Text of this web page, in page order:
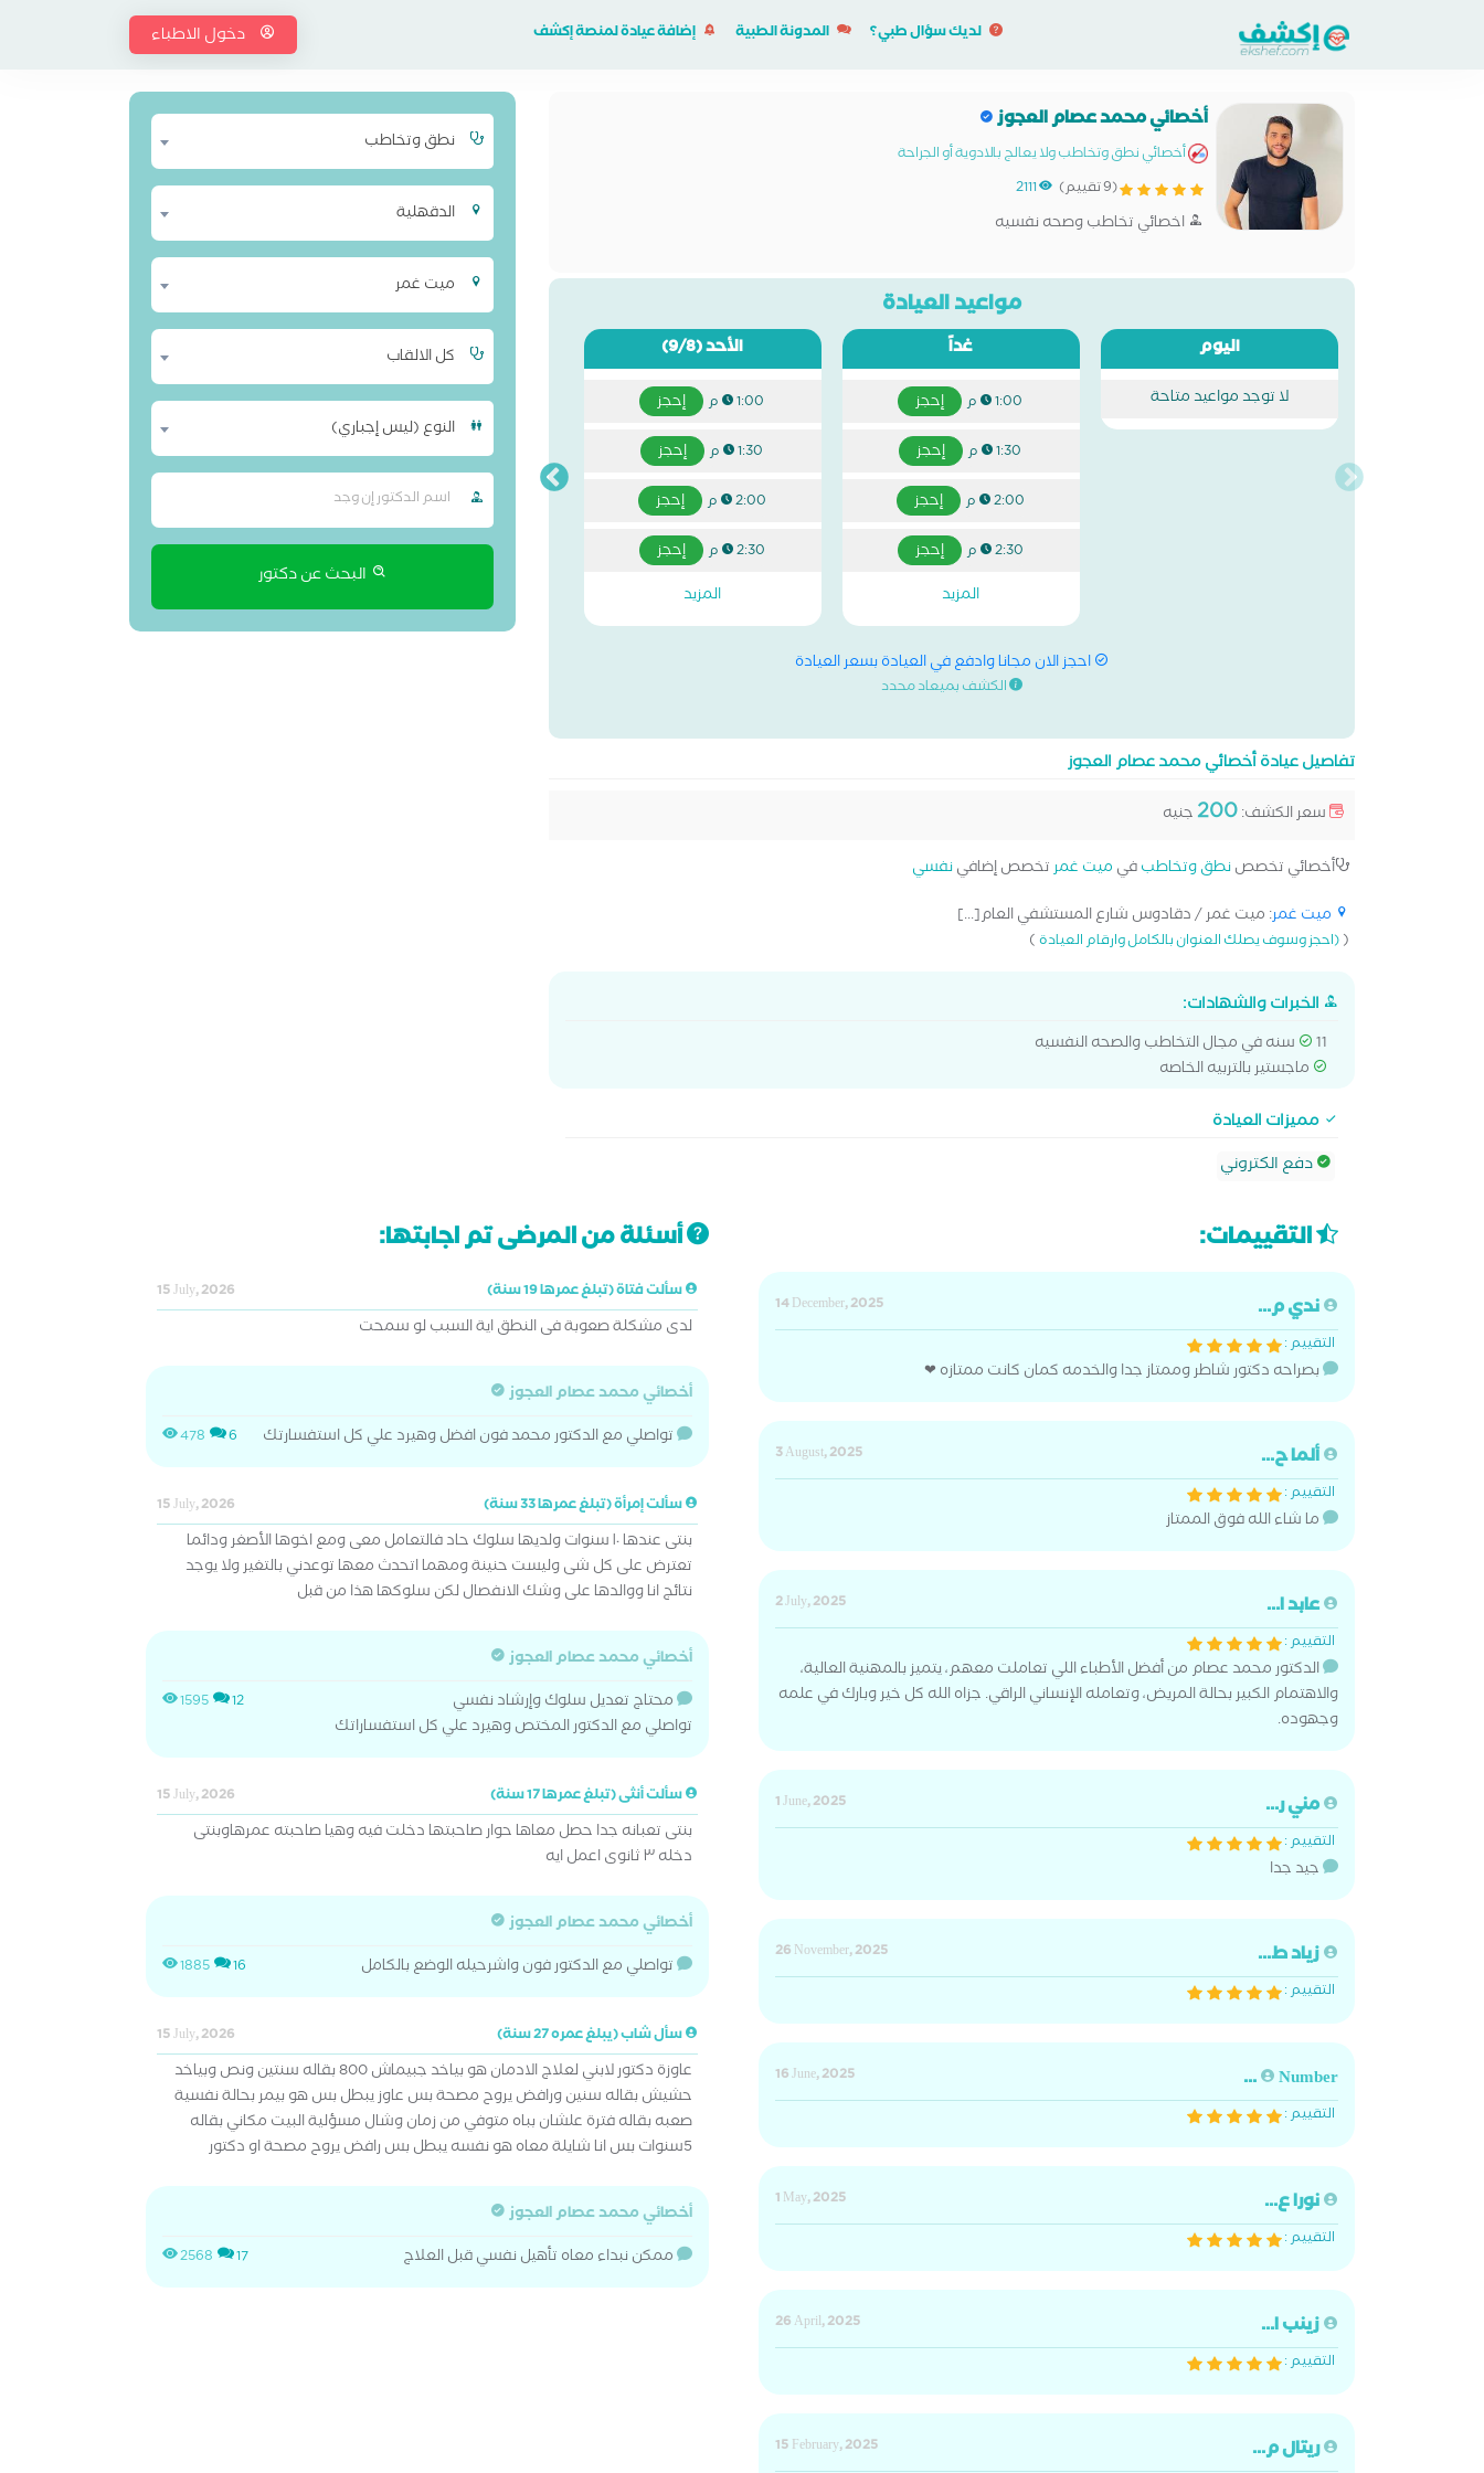
لديك سؤال طبي؟ المدونة الطبية إضافة عيادة لمنصة إكشف دخول الاطباء
أخصائي محمد عصام العجوز
أخصائي نطق وتخاطب ولا يعالج بالادوية أو الجراحة
(9 تقييم)
2111
اخصائي تخاطب وصحه نفسيه
مواعيد العيادة
اليوم
لا توجد مواعيد متاحة
غداً
1:00 م إحجز
1:30 م إحجز
2:00 م إحجز
2:30 م
إحجز
المزيد
الأحد(9/8)
1:00 م إحجز
1:30 م إحجز
2:00 م إحجز
2:30 م
إحجز
المزيد
احجز الان مجانا وادفع في العيادة بسعر العيادة
الكشف بميعاد محدد
تفاصيل عيادة أخصائي محمد عصام العجوز
سعر الكشف:200جنيه
أخصائي تخصصنطق وتخاطبفي ميت غمرتخصص إضافينفسي
ميت غمر: ميت غمر / دقادوس شارع المستشفي العام[...]
((احجز وسوف يصلك العنوان بالكامل وارقام العيادة)
الخبرات والشهادات:
11 سنه في مجال التخاطب والصحه النفسيه
ماجستير بالتربيه الخاصه
مميزات العيادة
دفع الكتروني
نطق وتخاطب
الدقهلية
ميت غمر
كل الالقاب
النوع (ليس إجباري)
البحث عن دكتور
التقييمات:
ندي م...
14 December, 2025
التقييم :
بصراحه دكتور شاطر وممتاز جدا والخدمه كمان كانت ممتازه ❤
ألما ح...
3 August, 2025
التقييم :
ما شاء الله فوق الممتاز
عابد ا...
2 July, 2025
التقييم :
الدكتور محمد عصام من أفضل الأطباء اللي تعاملت معهم، يتميز بالمهنية العالية،
والاهتمام الكبير بحالة المريض، وتعامله الإنساني الراقي. جزاه الله كل خير وبارك في علمه
وجهوده.
مني ر...
1 June, 2025
التقييم :
جيد جدا
زياد ط...
26 November, 2025
التقييم :
Number ...
16 June, 2025
التقييم :
نورا ع...
1 May, 2025
التقييم :
زينب ا...
26 April, 2025
التقييم :
ريتال م...
15 February, 2025
أسئلة من المرضى تم اجابتها:
سألت فتاة (تبلغ عمرها 19 سنة) 15 July, 2026
لدى مشكلة صعوبة فى النطق اية السبب لو سمحت
أخصائي محمد عصام العجوز
478 6 تواصلي مع الدكتور محمد فون افضل وهيرد علي كل استفسارتك
سألت إمرأة (تبلغ عمرها 33 سنة) 15 July, 2026
بنتى عندها ١٠ سنوات ولديها سلوك حاد فالتعامل معى ومع اخوها الأصغر ودائما
تعترض على كل شى وليست حنينة ومهما اتحدث معها توعدني بالتغير ولا يوجد
نتائج انا ووالدها على وشك الانفصال لكن سلوكها هذا من قبل
أخصائي محمد عصام العجوز
1595 12
محتاج تعديل سلوك وإرشاد نفسي
تواصلي مع الدكتور المختص وهيرد علي كل استفساراتك
سألت أنثى (تبلغ عمرها 17 سنة) 15 July, 2026
بنتى تعبانه جدا حصل معاها حوار صاحبتها دخلت فيه وهيا صاحبته عمرهاوبنتى
دخله ٣ ثانوى اعمل ايه
أخصائي محمد عصام العجوز
1885 16 تواصلي مع الدكتور فون واشرحيله الوضع بالكامل
سأل شاب (يبلغ عمره 27 سنة) 15 July, 2026
عاوزة دكتور لابني لعلاج الادمان هو بياخد جبيماش 800 بقاله سنتين ونص وبياخد
حشيش بقاله سنين ورافض يروح مصحة بس عاوز يبطل بس هو بيمر بحالة نفسية
صعبه بقاله فترة علشان بباه متوفي من زمان وشال مسؤلية البيت مكاني بقاله
5سنوات بس انا شايلة معاه هو نفسه يبطل بس رافض يروح مصحة او دكتور
أخصائي محمد عصام العجوز
2568 17 ممكن نبداء معاه تأهيل نفسي قبل العلاج